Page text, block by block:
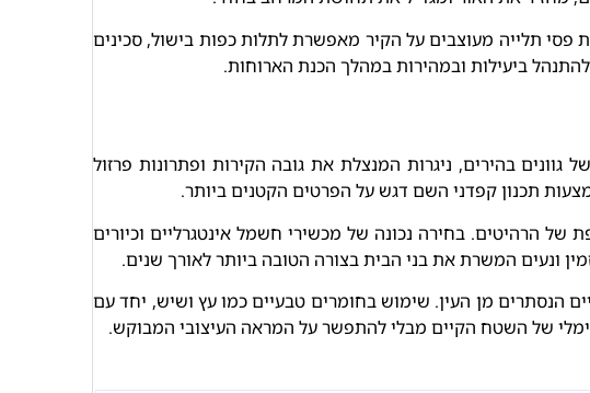
תלייה מעוצבים על הקיר מאפשרת לתלות כפות בישול, סכינים
ביעילות ובמהירות במהלך הכנת הארוחות.
בהירים, ניגרות המנצלת את גובה הקירות ופתרונות פרזול
תכנון קפדני השם דגש על הפרטים הקטנים ביותר.
הרהיטים. בחירה נכונה של מכשירי חשמל אינטגרליים וכיורים
ונעים המשרת את בני הבית בצורה הטובה ביותר לאורך שנים.
הנסתרים מן העין. שימוש בחומרים טבעיים כמו עץ ושיש, יחד עם
של השטח הקיים מבלי להתפשר על המראה העיצובי המבוקש.